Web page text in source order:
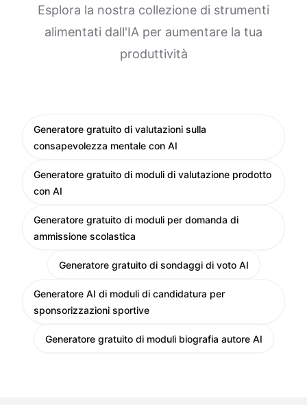
Esplora la nostra collezione di strumenti
alimentati dall'IA per aumentare la tua
produttività
Generatore gratuito di valutazioni sulla
consapevolezza mentale con AI
Generatore gratuito di moduli di valutazione prodotto
con AI
Generatore gratuito di moduli per domanda di
ammissione scolastica
Generatore gratuito di sondaggi di voto AI
Generatore AI di moduli di candidatura per
sponsorizzazioni sportive
Generatore gratuito di moduli biografia autore AI